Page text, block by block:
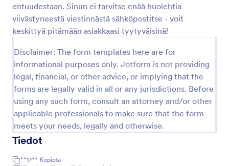
entuudestaan. Sinun ei tarvitse enää huolehtia
viivästyneestä viestinnästä sähköpostitse - voit
keskittyä pitämään asiakkaasi tyytyväisinä!
Disclaimer: The form templates here are for
informational purposes only. Jotform is not providing
legal, financial, or other advice, or implying that the
forms are legally valid in all or any jurisdictions. Before
using any such form, consult an attorney and/or other
applicable professionals to make sure that the form
meets your needs, legally and otherwise.
Tiedot
**17** Kopiota
erikoistunut tietyntyyppiseen sairauteen, vammaan
tai tilaan, ja kun lähettävä lääkäri uskoo, että toinen
lääkäri on erikoistunut potilaan oireisiin viittaaviin
sairauksiin. Tietojen jakaminen lääkäreiden välillä ei
rajoitusten, kuten tietosuojalain, GDPR: n tai
HIPAA:n mukaan lääkäreiden on noudatettava
tiettyjä ohjeita tietojen siirtämisessä. Tämä
lähetelomake on nopea nettilomakeratkaisu
potilaiden tietojen lähettömiseen lääkäriltä toiselle.
Lääkärinä voit täyttää ja lähettää lomakkeen, ja se
lähetetään suoraan sen asiantuntijan
sähköpostiosoitteeseen, jolle potilaan lähete on
annettu, tai voit tulostaa lomakkeen PDF-tiedostona
lähettää lähetyksen lääkärille.toimittaa asiakirja
Go to Category:
Coronavirus Response lomakkeet
Käytä lomakepohjaa
Esikatselu